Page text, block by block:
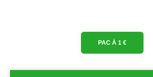
PAC À 1 €